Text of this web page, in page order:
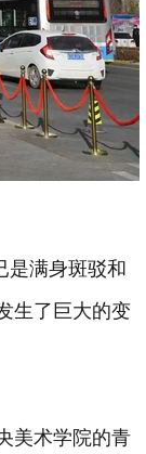
是满身斑驳和
生了巨大的变
美术学院的青